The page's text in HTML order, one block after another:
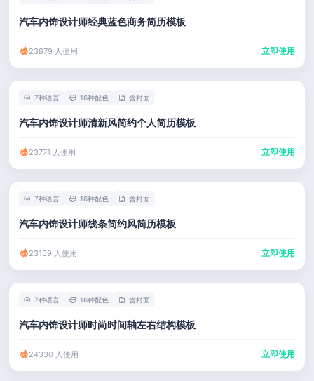
汽车内饰设计师经典蓝色商务简历模板
23879 人使用 立即使用
7种语言 16种配色 含封面
汽车内饰设计师清新风简约个人简历模板
23771 人使用 立即使用
7种语言 16种配色 含封面
汽车内饰设计师线条简约风简历模板
23159 人使用 立即使用
7种语言 16种配色 含封面
汽车内饰设计师时尚时间轴左右结构模板
24330 人使用 立即使用